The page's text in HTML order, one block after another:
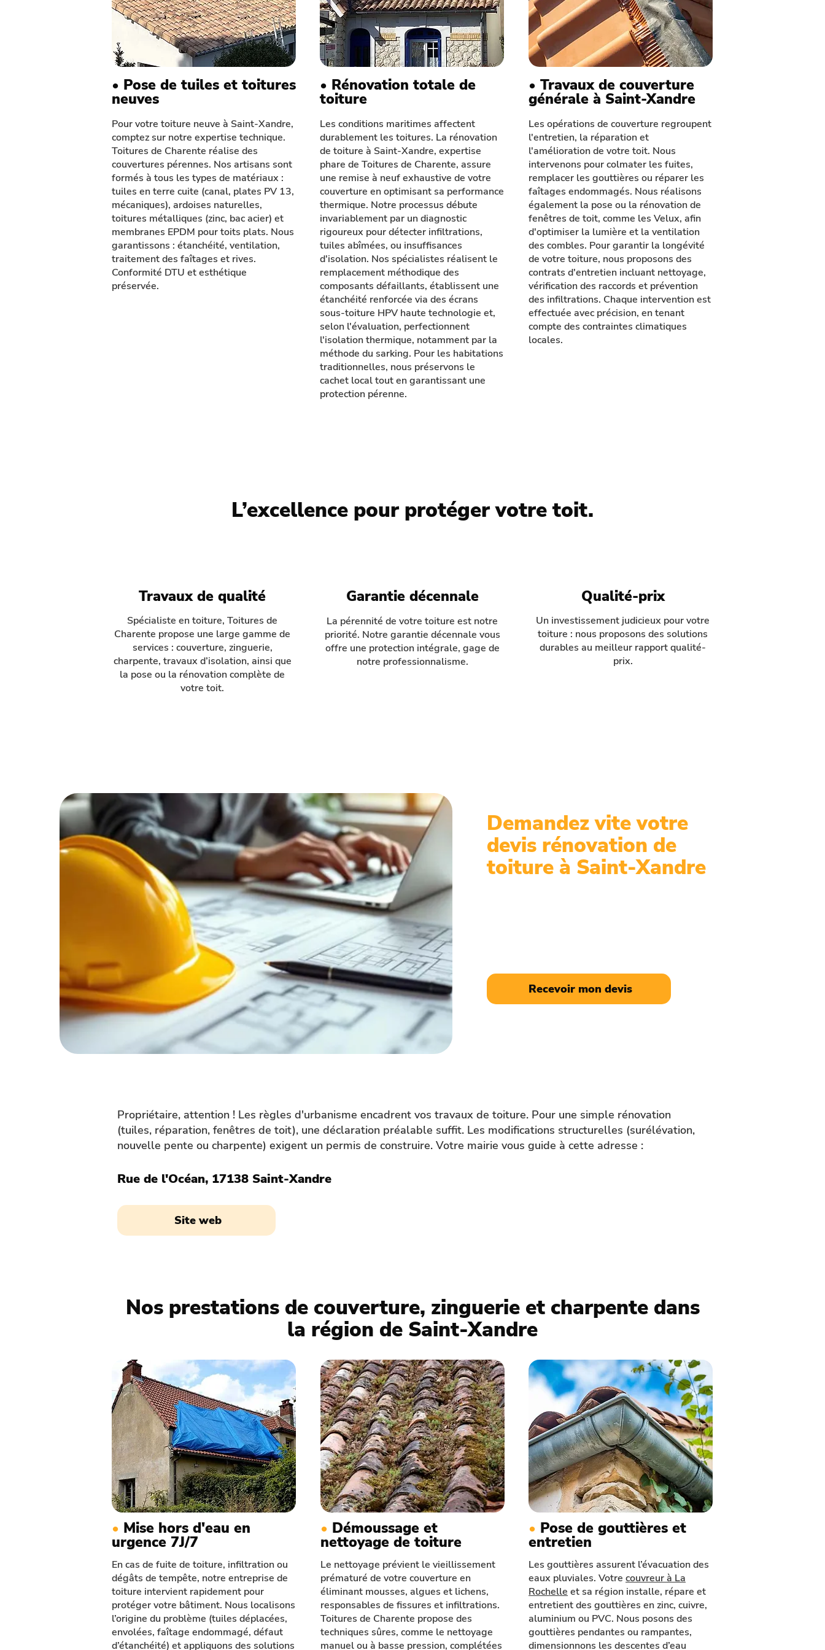
• Pose de tuiles et toitures
neuves
Pour votre toiture neuve à Saint-Xandre,
comptez sur notre expertise technique.
Toitures de Charente réalise des
couvertures pérennes. Nos artisans sont
formés à tous les types de matériaux :
tuiles en terre cuite (canal, plates PV 13,
mécaniques), ardoises naturelles,
toitures métalliques (zinc, bac acier) et
membranes EPDM pour toits plats. Nous
garantissons : étanchéité, ventilation,
traitement des faîtages et rives.
Conformité DTU et esthétique
préservée.
• Rénovation totale de
toiture
Les conditions maritimes affectent
durablement les toitures. La rénovation
de toiture à Saint-Xandre, expertise
phare de Toitures de Charente, assure
une remise à neuf exhaustive de votre
couverture en optimisant sa performance
thermique. Notre processus débute
invariablement par un diagnostic
rigoureux pour détecter infiltrations,
tuiles abîmées, ou insuffisances
d'isolation. Nos spécialistes réalisent le
remplacement méthodique des
composants défaillants, établissent une
étanchéité renforcée via des écrans
sous-toiture HPV haute technologie et,
selon l'évaluation, perfectionnent
l'isolation thermique, notamment par la
méthode du sarking. Pour les habitations
traditionnelles, nous préservons le
cachet local tout en garantissant une
protection pérenne.
• Travaux de couverture
générale à Saint-Xandre
Les opérations de couverture regroupent
l'entretien, la réparation et
l'amélioration de votre toit. Nous
intervenons pour colmater les fuites,
remplacer les gouttières ou réparer les
faîtages endommagés. Nous réalisons
également la pose ou la rénovation de
fenêtres de toit, comme les Velux, afin
d'optimiser la lumière et la ventilation
des combles. Pour garantir la longévité
de votre toiture, nous proposons des
contrats d'entretien incluant nettoyage,
vérification des raccords et prévention
des infiltrations. Chaque intervention est
effectuée avec précision, en tenant
compte des contraintes climatiques
locales.
L’excellence pour protéger votre toit.
Travaux de qualité
Spécialiste en toiture, Toitures de
Charente propose une large gamme de
services : couverture, zinguerie,
charpente, travaux d’isolation, ainsi que
la pose ou la rénovation complète de
votre toit.
Garantie décennale
La pérennité de votre toiture est notre
priorité. Notre garantie décennale vous
offre une protection intégrale, gage de
notre professionnalisme.
Qualité-prix
Un investissement judicieux pour votre
toiture : nous proposons des solutions
durables au meilleur rapport qualité-
prix.
Demandez vite votre
devis rénovation de
toiture à Saint-Xandre
Recevoir mon devis
Propriétaire, attention ! Les règles d'urbanisme encadrent vos travaux de toiture. Pour une simple rénovation
(tuiles, réparation, fenêtres de toit), une déclaration préalable suffit. Les modifications structurelles (surélévation,
nouvelle pente ou charpente) exigent un permis de construire. Votre mairie vous guide à cette adresse :
Rue de l'Océan, 17138 Saint-Xandre
Site web
Nos prestations de couverture, zinguerie et charpente dans
la région de Saint-Xandre
• Mise hors d'eau en
urgence 7J/7
En cas de fuite de toiture, infiltration ou
dégâts de tempête, notre entreprise de
toiture intervient rapidement pour
protéger votre bâtiment. Nous localisons
l’origine du problème (tuiles déplacées,
envolées, faîtage endommagé, défaut
d’étanchéité) et appliquons des solutions
• Démoussage et
nettoyage de toiture
Le nettoyage prévient le vieillissement
prématuré de votre couverture en
éliminant mousses, algues et lichens,
responsables de fissures et infiltrations.
Toitures de Charente propose des
techniques sûres, comme le nettoyage
manuel ou à basse pression, complétées
• Pose de gouttières et
entretien
Les gouttières assurent l’évacuation des
eaux pluviales. Votre couvreur à La
Rochelle et sa région installe, répare et
entretient des gouttières en zinc, cuivre,
aluminium ou PVC. Nous posons des
gouttières pendantes ou rampantes,
dimensionnons les descentes d’eau